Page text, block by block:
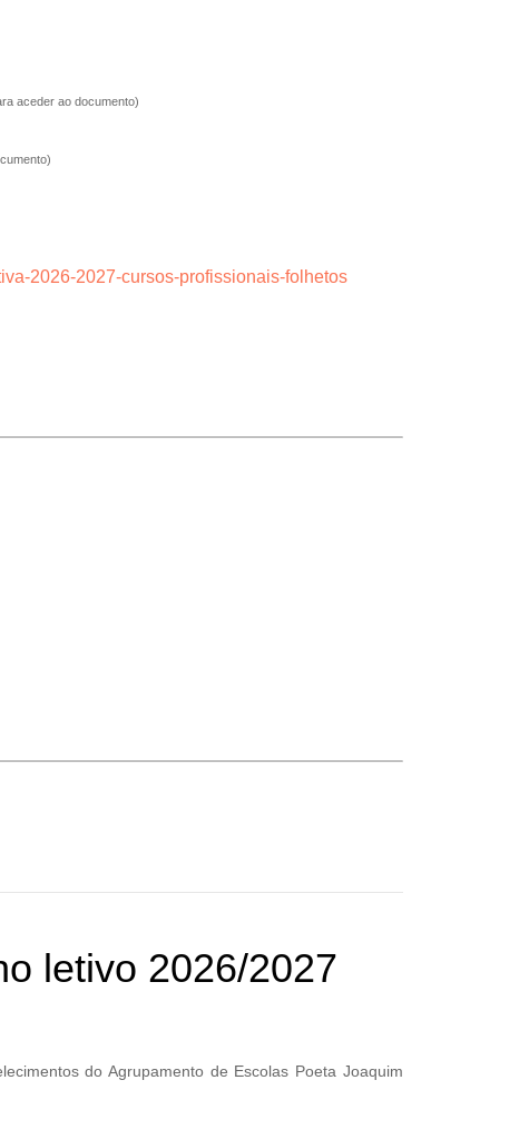
aceder ao documento)
2026-2027-cursos-profissionais-folhetos
letivo 2026/2027
do Agrupamento de Escolas Poeta Joaquim